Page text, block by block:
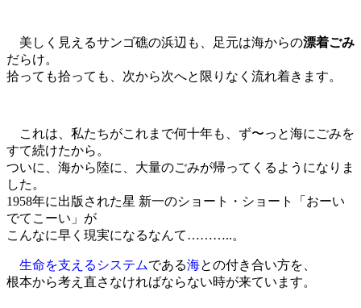
美しく見えるサンゴ礁の浜辺も、足元は海からの漂着ごみ
だらけ。
拾っても拾っても、次から次へと限りなく流れ着きます。
これは、私たちがこれまで何十年も、ず〜っと海にごみを
すて続けたから。
ついに、海から陸に、大量のごみが帰ってくるようになりま
した。
1958年に出版された星 新一のショート・ショート「 おーい
でてこーい 」が
こんなに早く現実になるなんて………..。
生命を支えるシステムである海との付き合い方を、
根本から考え直さなければならない時が来ています。